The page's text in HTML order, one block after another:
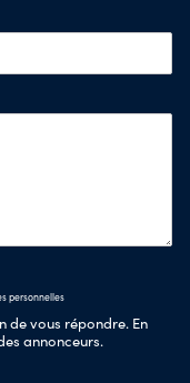
personnelles
de vous répondre. En
annonceurs.